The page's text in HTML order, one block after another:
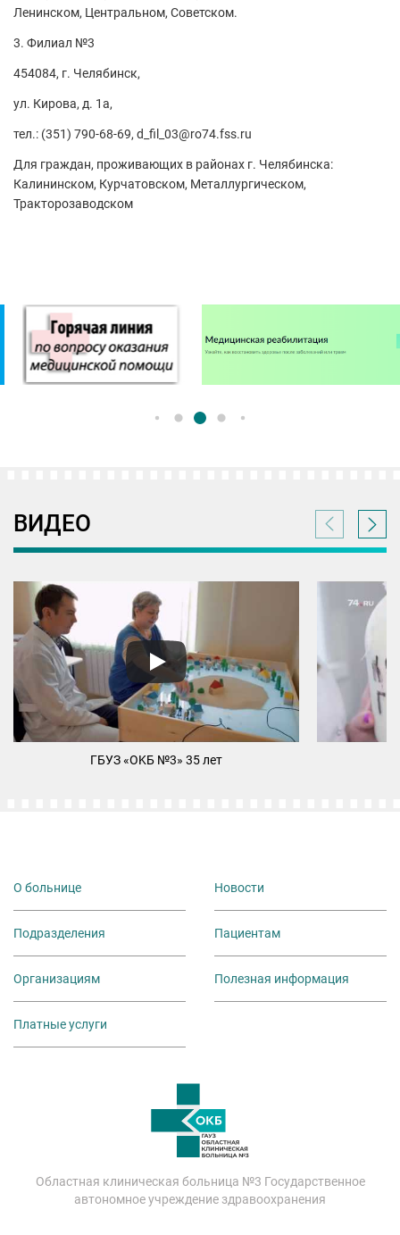
Ленинском, Центральном, Советском.
3. Филиал №3
454084, г. Челябинск,
ул. Кирова, д. 1а,
тел.: (351) 790-68-69, d_fil_03@ro74.fss.ru
Для граждан, проживающих в районах г. Челябинска:
Калининском, Курчатовском, Металлургическом,
Тракторозаводском
ВИДЕО
ГБУЗ «ОKБ №3» 35 лет
О больнице Новости
Подразделения Пациентам
Организациям Полезная информация
Платные услуги
Областная клиническая больница №3 Государственное
автономное учреждение здравоохранения